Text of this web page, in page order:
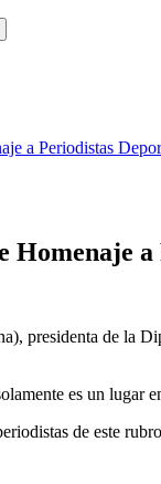
a Periodistas
Homenaje
presidenta de la
es un lugar
de este